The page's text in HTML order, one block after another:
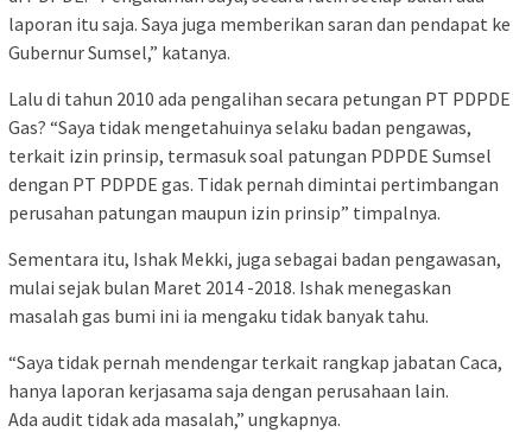
laporan itu saja. Saya juga memberikan saran dan pendapat ke
Gubernur Sumsel,” katanya.
Lalu di tahun 2010 ada pengalihan secara petungan PT PDPDE
Gas? “Saya tidak mengetahuinya selaku badan pengawas,
terkait izin prinsip, termasuk soal patungan PDPDE Sumsel
dengan PT PDPDE gas. Tidak pernah dimintai pertimbangan
perusahan patungan maupun izin prinsip” timpalnya.
Sementara itu, Ishak Mekki, juga sebagai badan pengawasan,
mulai sejak bulan Maret 2014 -2018. Ishak menegaskan
masalah gas bumi ini ia mengaku tidak banyak tahu.
“Saya tidak pernah mendengar terkait rangkap jabatan Caca,
hanya laporan kerjasama saja dengan perusahaan lain.
Ada audit tidak ada masalah,” ungkapnya.